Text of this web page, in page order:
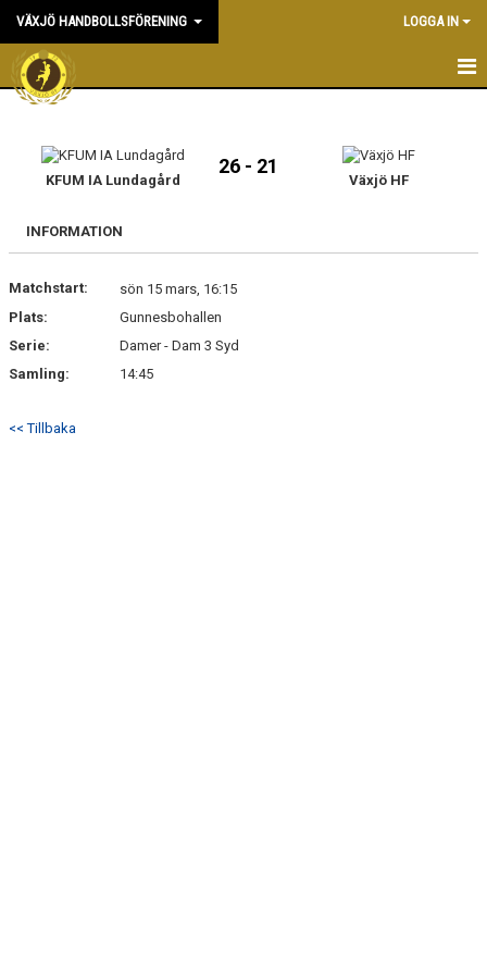
VÄXJÖ HANDBOLLSFÖRENING LOGGA IN
HEM
NYHETER
KONTAKT & KANSLI
DOKUMENT
KFUM IA Lundagård
26 - 21
Växjö HF
INFORMATION
Matchstart:
sön 15 mars, 16:15
Plats:
Gunnesbohallen
Serie:
Damer - Dam 3 Syd
Samling:
14:45
<< Tillbaka